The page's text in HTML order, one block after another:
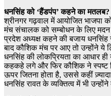
धनसिंह को ‘हैंडपंप’ कहने का मतलब?
श्रीनगर गढ़वाल में आयोजित भाजपा
मंच संचालक को सम्बोधन के लिए मदन
प्रदेश अध्यक्ष कहने की बजाय धनसिंह
बाद कौशिक मंच पर आए तो उन्होंने ये
धनसिंह की लोकप्रियता का आधार ही
कहकहे लगे और फिर कौशिक ने स्पष्ट
ऊपर जितना होता है, उससे कहीं
धनसिंह रावत के व्यक्तित्व में भी उन्होंने